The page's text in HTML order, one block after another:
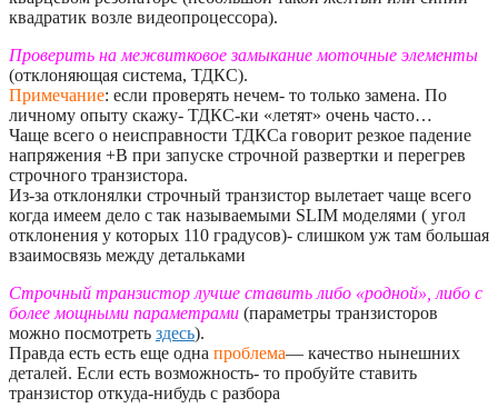
квадратик возле видеопроцессора).
Проверить на межвитковое замыкание моточные элементы
(отклоняющая система, ТДКС).
Примечание: если проверять нечем- то только замена. По
личному опыту скажу- ТДКС-ки «летят» очень часто…
Чаще всего о неисправности ТДКСа говорит резкое падение
напряжения +B при запуске строчной развертки и перегрев
строчного транзистора.
Из-за отклонялки строчный транзистор вылетает чаще всего
когда имеем дело с так называемыми SLIM моделями ( угол
отклонения у которых 110 градусов)- слишком уж там большая
взаимосвязь между детальками
Строчный транзистор лучше ставить либо «родной», либо с
более мощными параметрами (параметры транзисторов
можно посмотреть здесь).
Правда есть есть еще одна проблема— качество нынешних
деталей. Если есть возможность- то пробуйте ставить
транзистор откуда-нибудь с разбора